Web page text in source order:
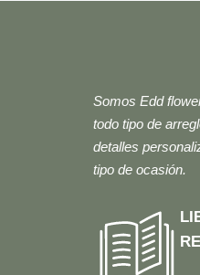
Somos Edd
todo tipo de
detalles
tipo de ocasión.